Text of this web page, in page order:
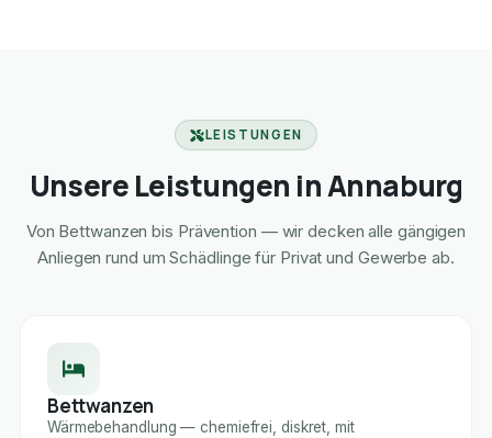
LEISTUNGEN
Unsere Leistungen in Annaburg
Von Bettwanzen bis Prävention — wir decken alle gängigen
Anliegen rund um Schädlinge für Privat und Gewerbe ab.
Bettwanzen
Wärmebehandlung — chemiefrei, diskret, mit